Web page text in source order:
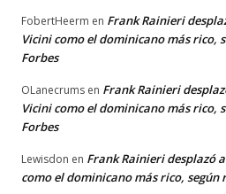
FobertHeerm en Frank Rainieri
Vicini como el dominicano más rico,
Forbes
OLanecrums en Frank Rainieri
Vicini como el dominicano más rico,
Forbes
Lewisdon en Frank Rainieri desplazó
como el dominicano más rico, según